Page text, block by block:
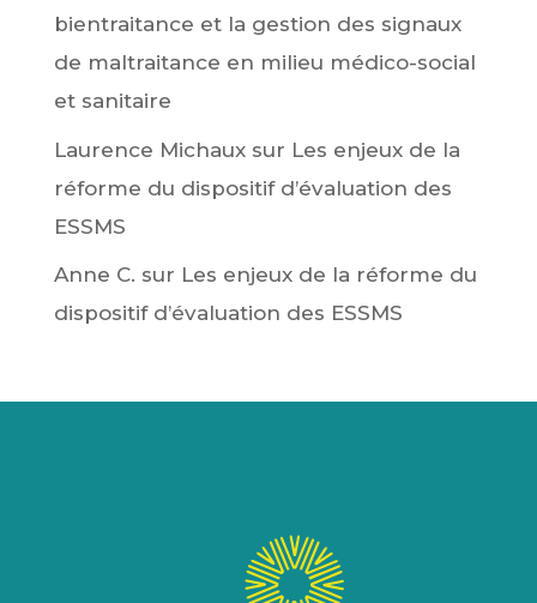
bientraitance et la gestion des signaux
de maltraitance en milieu médico-social
et sanitaire
Laurence Michauxsur Les enjeux de la
réforme du dispositif d’évaluation des
ESSMS
Anne C. sur Les enjeux de la réforme du
dispositif d’évaluation des ESSMS